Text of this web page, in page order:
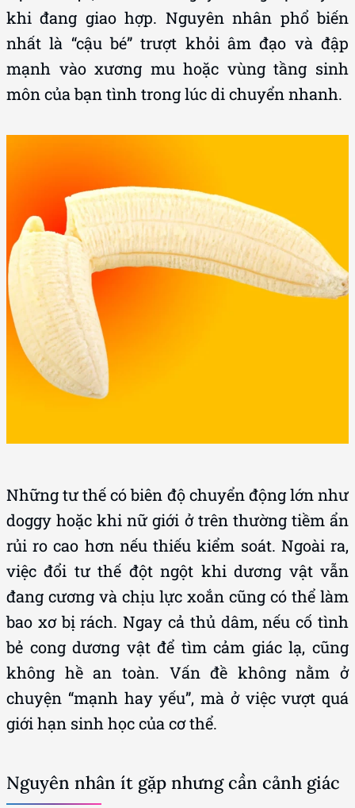
khi đang giao hợp. Nguyên nhân phổ biến
nhất là “cậu bé” trượt khỏi âm đạo và đập
mạnh vào xương mu hoặc vùng tầng sinh
môn của bạn tình trong lúc di chuyển nhanh.
Những tư thế có biên độ chuyển động lớn như
doggy hoặc khi nữ giới ở trên thường tiềm ẩn
rủi ro cao hơn nếu thiếu kiểm soát. Ngoài ra,
việc đổi tư thế đột ngột khi dương vật vẫn
đang cương và chịu lực xoắn cũng có thể làm
bao xơ bị rách. Ngay cả thủ dâm, nếu cố tình
bẻ cong dương vật để tìm cảm giác lạ, cũng
không hề an toàn. Vấn đề không nằm ở
chuyện “mạnh hay yếu”, mà ở việc vượt quá
giới hạn sinh học của cơ thể.
Nguyên nhân ít gặp nhưng cần cảnh giác